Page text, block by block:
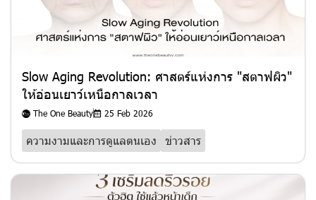
Slow Aging Revolution: ศาสตร์แห่งการ "สตาฟผิว"
ให้อ่อนเยาว์เหนือกาลเวลา
The One Beauty 25 Feb 2026
ความงามและการดูแลตนเอง ข่าวสาร